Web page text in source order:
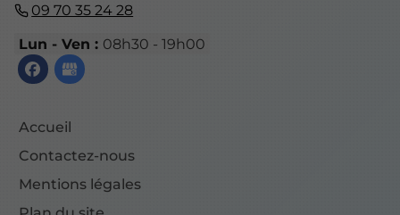
09 70 35 24 28
Lun - Ven : 08h30 - 19h00
Accueil
Contactez-nous
Mentions légales